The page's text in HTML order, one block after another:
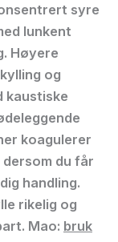
syre
lunkent
Høyere
og
kaustiske
koagulerer
du får
handling.
rikelig og
Mao: bruk